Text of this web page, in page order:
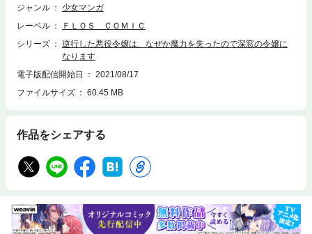
界初の闇の精霊が私のもとへ!?悪役令嬢が精霊と共に未来を変える異世界
ジャンル
少女マンガ
レーベル
ＦＬＯＳ ＣＯＭＩＣ
シリーズ
逆行した悪役令嬢は、なぜか魔力を失ったので深窓の令嬢に
なります
電子版配信開始日
2021/08/17
ファイルサイズ
60.45 MB
作品をシェアする